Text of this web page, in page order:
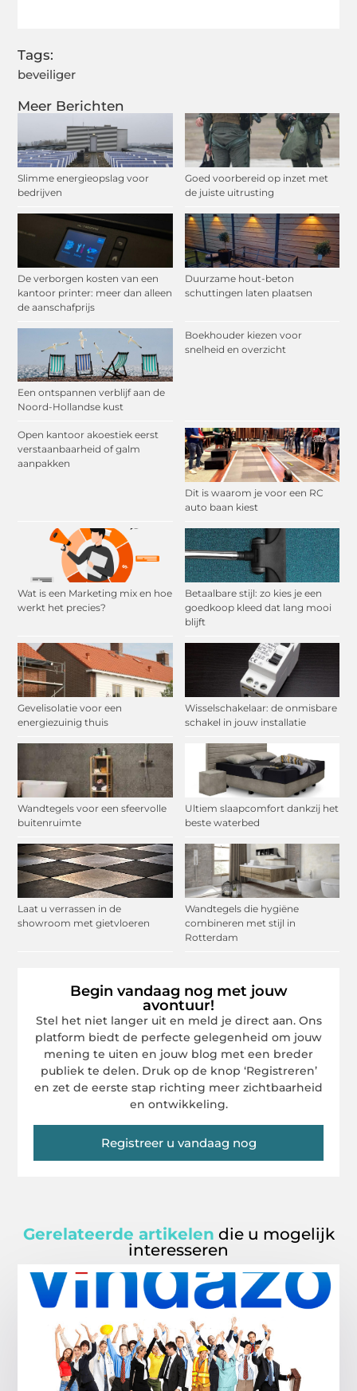
Meer Berichten
Slimme energieopslag voor
bedrijven
Goed voorbereid op inzet met
de juiste uitrusting
De verborgen kosten van een
kantoor printer: meer dan alleen
de aanschafprijs
Duurzame hout-beton
schuttingen laten plaatsen
Een ontspannen verblijf aan de
Noord-Hollandse kust
Boekhouder kiezen voor
snelheid en overzicht
Open kantoor akoestiek eerst
verstaanbaarheid of galm
aanpakken
Dit is waarom je voor een RC
auto baan kiest
Wat is een Marketing mix en hoe
werkt het precies?
Betaalbare stijl: zo kies je een
goedkoop kleed dat lang mooi
blijft
Gevelisolatie voor een
energiezuinig thuis
Wisselschakelaar: de onmisbare
schakel in jouw installatie
Wandtegels voor een sfeervolle
buitenruimte
Ultiem slaapcomfort dankzij het
beste waterbed
Laat u verrassen in de
showroom met gietvloeren
Wandtegels die hygiëne
combineren met stijl in
Rotterdam
Begin vandaag nog met jouw
avontuur!
Stel het niet langer uit en meld je direct aan. Ons
platform biedt de perfecte gelegenheid om jouw
mening te uiten en jouw blog met een breder
publiek te delen. Druk op de knop ‘Registreren’
en zet de eerste stap richting meer zichtbaarheid
en ontwikkeling.
Registreer u vandaag nog
Tags:
beveiliger
Gerelateerde artikelen die u mogelijk
interesseren